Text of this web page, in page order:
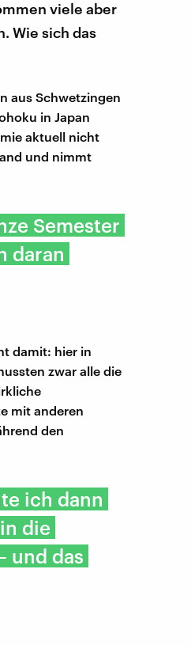
viele aber
Wie sich das
aus Schwetzingen
in Japan
aktuell nicht
und nimmt
Semester
daran
damit: hier in
zwar alle die
mit anderen
den
ich dann
die
und das